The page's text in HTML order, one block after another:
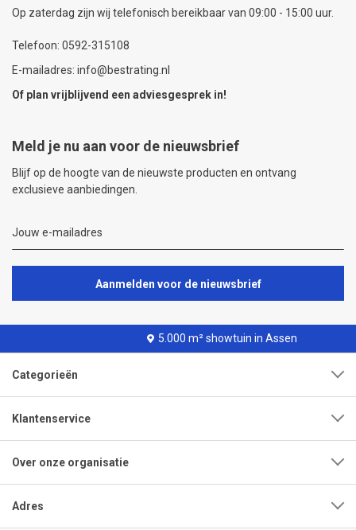
Op zaterdag zijn wij telefonisch bereikbaar van 09:00 - 15:00 uur.
Telefoon: 0592-315108
E-mailadres: info@bestrating.nl
Of plan vrijblijvend een adviesgesprek in!
Meld je nu aan voor de nieuwsbrief
Blijf op de hoogte van de nieuwste producten en ontvang
exclusieve aanbiedingen.
Aanmelden voor de nieuwsbrief
5.000 m² showtuin in Assen
Categorieën
Klantenservice
Over onze organisatie
Adres